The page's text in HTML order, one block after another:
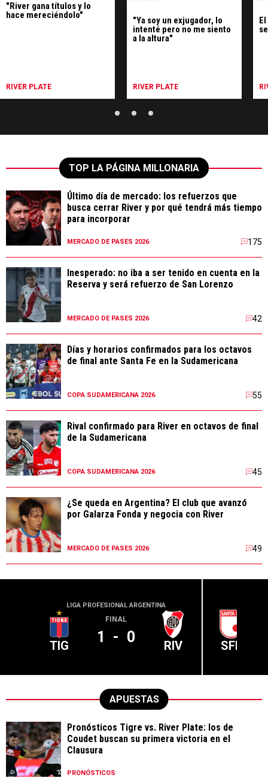
"River gana títulos y lo
hace mereciéndolo"
RIVER PLATE
"Ya soy un exjugador, lo
intenté pero no me siento
a la altura"
RIVER PLATE
TOP LA PÁGINA MILLONARIA
Último día de mercado: los refuerzos que
busca cerrar River y por qué tendrá más tiempo
para incorporar
MERCADO DE PASES 2026 175
Inesperado: no iba a ser tenido en cuenta en la
Reserva y será refuerzo de San Lorenzo
MERCADO DE PASES 2026 42
Días y horarios confirmados para los octavos
de final ante Santa Fe en la Sudamericana
COPA SUDAMERICANA 2026 55
Rival confirmado para River en octavos de final
de la Sudamericana
COPA SUDAMERICANA 2026 45
¿Se queda en Argentina? El club que avanzó
por Galarza Fonda y negocia con River
MERCADO DE PASES 2026 49
LIGA PROFESIONAL ARGENTINA
TIG
FINAL
1 - 0 RIV SFE
APUESTAS
Pronósticos Tigre vs. River Plate: los de
Coudet buscan su primera victoria en el
Clausura
PRONÓSTICOS